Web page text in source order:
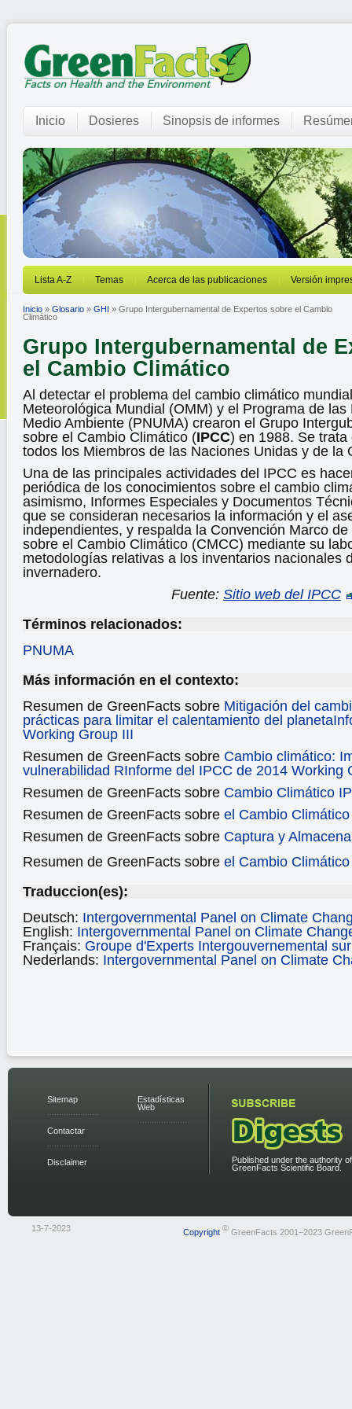
Inicio Dosieres Sinopsis de informes
Lista A-Z Temas Acerca de las publicaciones Versión
Inicio » Glosario » GHI » Grupo Intergubernamental de Expertos sobre el Cambio
Climático
Grupo Intergubernamental de
el Cambio Climático
Al detectar el problema del cambio climático
Meteorológica Mundial (OMM) y el Programa de
Medio Ambiente (PNUMA) crearon el Grupo
sobre el Cambio Climático (IPCC) en 1988. Se
todos los Miembros de las Naciones Unidas y de la
Una de las principales actividades del IPCC es
periódica de los conocimientos sobre el cambio
asimismo, Informes Especiales y Documentos
que se consideran necesarios la información y el
independientes, y respalda la Convención Marco
sobre el Cambio Climático (CMCC) mediante su
metodologías relativas a los inventarios nacionales
invernadero.
Fuente: Sitio web del IPCC
Términos relacionados:
PNUMA
Más información en el contexto:
Resumen de GreenFacts sobre Mitigación del
prácticas para limitar el calentamiento del planeta
Working Group III
Resumen de GreenFacts sobre Cambio climático:
vulnerabilidad RInforme del IPCC de 2014 Working
Resumen de GreenFacts sobre Cambio Climático
Resumen de GreenFacts sobre el Cambio Climático
Resumen de GreenFacts sobre Captura y
Resumen de GreenFacts sobre el Cambio
Traduccion(es):
Deutsch: Intergovernmental Panel on Climate
English: Intergovernmental Panel on Climate
Français: Groupe d'Experts Intergouvernemental
Nederlands: Intergovernmental Panel on Climate
Sitemap
Contactar
Disclaimer
Estadísticas
Web
Published under the authority
GreenFacts Scientific Board.
13-7-2023 Copyright ©GreenFacts 2001–2023